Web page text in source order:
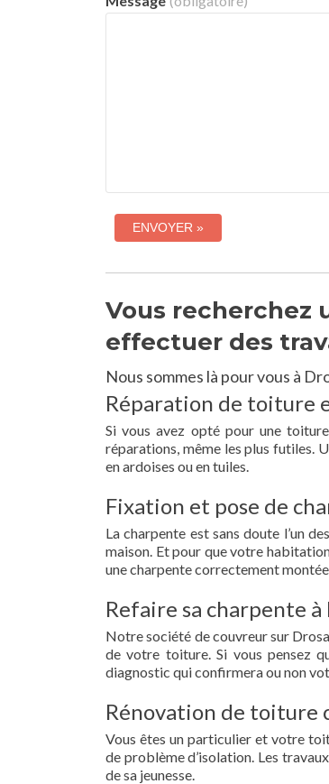
Vous recherchez
effectuer des
Nous sommes là pour vous à
Réparation de toiture
Si vous avez opté pour une
réparations, même les plus futiles.
en ardoises ou en tuiles.
Fixation et pose de
La charpente est sans doute l’un
maison. Et pour que votre
une charpente correctement
Refaire sa charpente
Notre société de couvreur sur
de votre toiture. Si vous pensez
diagnostic qui confirmera ou non
Rénovation de toiture
Vous êtes un particulier et votre
de problème d’isolation. Les
de sa jeunesse.